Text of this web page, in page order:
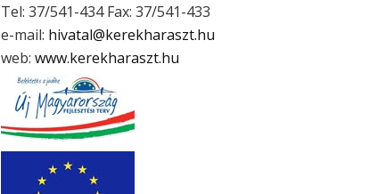
Tel: 37/541-434 Fax: 37/541-433
e-mail: hivatal@kerekharaszt.hu
web: www.kerekharaszt.hu